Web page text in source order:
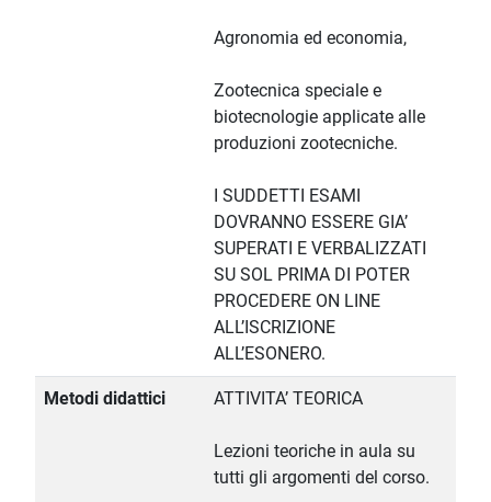
Agronomia ed economia,
Zootecnica speciale e
biotecnologie applicate alle
produzioni zootecniche.
I SUDDETTI ESAMI
DOVRANNO ESSERE GIA’
SUPERATI E VERBALIZZATI
SU SOL PRIMA DI POTER
PROCEDERE ON LINE
ALL’ISCRIZIONE
ALL’ESONERO.
Metodi didattici ATTIVITA’ TEORICA
Lezioni teoriche in aula su
tutti gli argomenti del corso.